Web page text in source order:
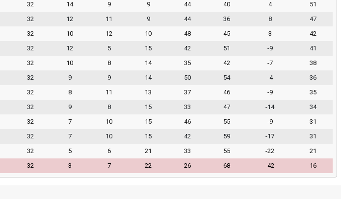
32 14 9 9 44 40 4
51
32 12 11 9 44 36 8
47
32 10 12 10 48 45 3
42
32 12 5 15 42 51 -9
41
32 10 8 14 35 42 -7
38
32 9 9 14 50 54 -4
36
32 8 11 13 37 46 -9
35
32 9 8 15 33 47 -14
34
32 7 10 15 46 55 -9
31
32 7 10 15 42 59 -17
31
32 5 6 21 33 55 -22
21
32 3 7 22 26 68 -42 16